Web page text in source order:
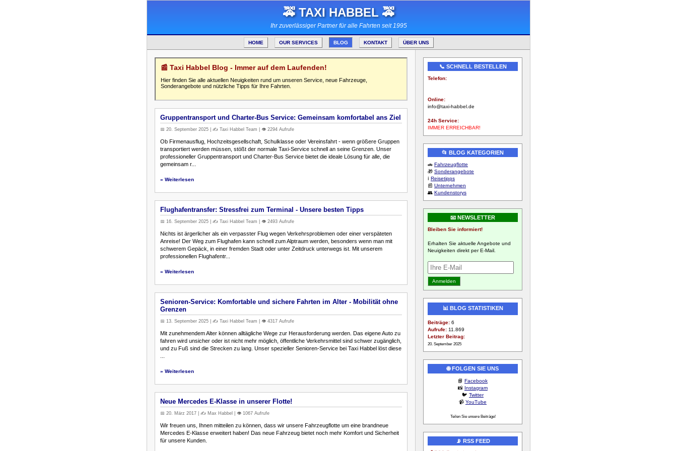
🚕 TAXI HABBEL 🚕
Ihr zuverlässiger Partner für alle Fahrten seit 1995
HOME OUR SERVICES BLOG KONTAKT ÜBER UNS
📰 Taxi Habbel Blog - Immer auf dem Laufenden!
Hier finden Sie alle aktuellen Neuigkeiten rund um unseren Service, neue Fahrzeuge,
Sonderangebote und nützliche Tipps für Ihre Fahrten.
Gruppentransport und Charter-Bus Service: Gemeinsam komfortabel ans Ziel
📅 20. September 2025 | ✍️ Taxi Habbel Team | 👁️ 2294 Aufrufe
Ob Firmenausflug, Hochzeitsgesellschaft, Schulklasse oder Vereinsfahrt - wenn größere Gruppen
transportiert werden müssen, stößt der normale Taxi-Service schnell an seine Grenzen. Unser
professioneller Gruppentransport und Charter-Bus Service bietet die ideale Lösung für alle, die
gemeinsam r...
» Weiterlesen
Flughafentransfer: Stressfrei zum Terminal - Unsere besten Tipps
📅 16. September 2025 | ✍️ Taxi Habbel Team | 👁️ 2493 Aufrufe
Nichts ist ärgerlicher als ein verpasster Flug wegen Verkehrsproblemen oder einer verspäteten
Anreise! Der Weg zum Flughafen kann schnell zum Alptraum werden, besonders wenn man mit
schwerem Gepäck, in einer fremden Stadt oder unter Zeitdruck unterwegs ist. Mit unserem
professionellen Flughafentr...
» Weiterlesen
Senioren-Service: Komfortable und sichere Fahrten im Alter - Mobilität ohne
Grenzen
📅 13. September 2025 | ✍️ Taxi Habbel Team | 👁️ 4317 Aufrufe
Mit zunehmendem Alter können alltägliche Wege zur Herausforderung werden. Das eigene Auto zu
fahren wird unsicher oder ist nicht mehr möglich, öffentliche Verkehrsmittel sind schwer zugänglich,
und zu Fuß sind die Strecken zu lang. Unser spezieller Senioren-Service bei Taxi Habbel löst diese
» Weiterlesen
Neue Mercedes E-Klasse in unserer Flotte!
📅 20. März 2017 | ✍️ Max Habbel | 👁️ 1067 Aufrufe
Wir freuen uns, Ihnen mitteilen zu können, dass wir unsere Fahrzeugflotte um eine brandneue
Mercedes E-Klasse erweitert haben! Das neue Fahrzeug bietet noch mehr Komfort und Sicherheit
für unsere Kunden.
📞 SCHNELL BESTELLEN
Telefon:
Online:
info@taxi-habbel.de
24h Service:
IMMER ERREICHBAR!
📂 BLOG KATEGORIEN
🚗 Fahrzeugflotte
🎁 Sonderangebote
ℹ️ Reisetipps
📰 Unternehmen
👥 Kundenstorys
📧 NEWSLETTER
Bleiben Sie informiert!
Erhalten Sie aktuelle Angebote und
Neuigkeiten direkt per E-Mail.
📊 BLOG STATISTIKEN
Beiträge: 6
Aufrufe: 11.869
Letzter Beitrag:
20. September 2025
🌐 FOLGEN SIE UNS
📘 Facebook
📸 Instagram
🐦 Twitter
📹 YouTube
Teilen Sie unsere Beiträge!
📡 RSS FEED